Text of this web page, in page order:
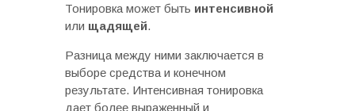
Тонировка может быть интенсивной
или щадящей.
Разница между ними заключается в
выборе средства и конечном
результате. Интенсивная тонировка
дает более выраженный и